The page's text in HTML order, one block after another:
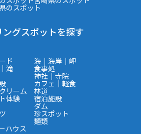
のスポット
グスポットを探す
ド 海｜海岸｜岬
滝 食事処
神社｜寺院
カフェ｜軽食
リーム 林道
体験 宿泊施設
ダム
珍スポット
麺類
ハウス